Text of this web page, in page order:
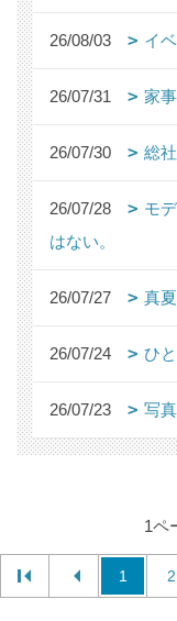
26/08/03 イ
26/07/31 家事
26/07/30 総
26/07/28
モ
はない。
26/07/27 真夏
26/07/24 ひと
26/07/23 写
1ペ
1 2